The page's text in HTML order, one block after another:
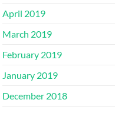
April 2019
March 2019
February 2019
January 2019
December 2018